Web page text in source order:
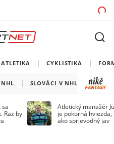
ATLETIKA CYKLISTIKA
NHL SLOVÁCI V NHL
sa
Raz by
Atletický manažér
je pokorná
ako sprievodný jav